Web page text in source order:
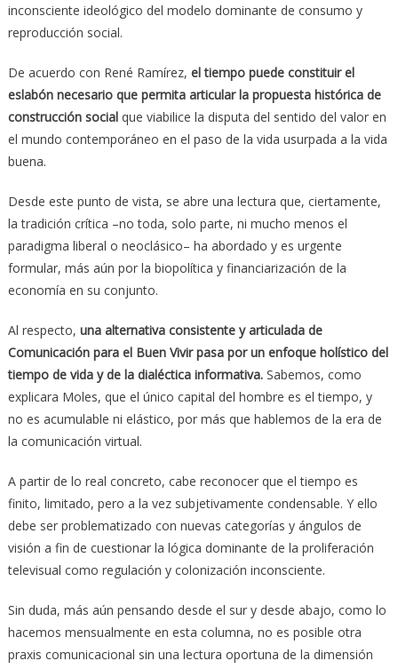
inconsciente ideológico del modelo dominante de consumo y
reproducción social.
De acuerdo con René Ramírez, el tiempo puede constituir el
eslabón necesario que permita articular la propuesta histórica de
construcción socialque viabilice la disputa del sentido del valor en
el mundo contemporáneo en el paso de la vida usurpada a la vida
buena.
Desde este punto de vista, se abre una lectura que, ciertamente,
la tradición crítica –no toda, solo parte, ni mucho menos el
paradigma liberal o neoclásico– ha abordado y es urgente
formular, más aún por la biopolítica y financiarización de la
economía en su conjunto.
Al respecto, una alternativa consistente y articulada de
Comunicación para el Buen Vivir pasa por un enfoque holístico del
tiempo de vida y de la dialéctica informativa.Sabemos, como
explicara Moles, que el único capital del hombre es el tiempo, y
no es acumulable ni elástico, por más que hablemos de la era de
la comunicación virtual.
A partir de lo real concreto, cabe reconocer que el tiempo es
finito, limitado, pero a la vez subjetivamente condensable. Y ello
debe ser problematizado con nuevas categorías y ángulos de
visión a fin de cuestionar la lógica dominante de la proliferación
televisual como regulación y colonización inconsciente.
Sin duda, más aún pensando desde el sur y desde abajo, como lo
hacemos mensualmente en esta columna, no es posible otra
praxis comunicacional sin una lectura oportuna de la dimensión